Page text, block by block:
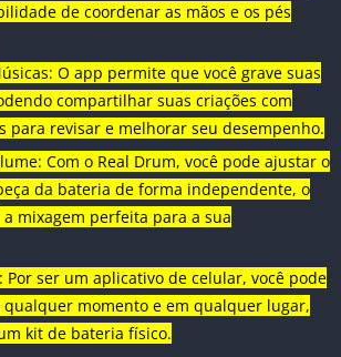
de coordenar as mãos e os pés
O app permite que você grave suas
compartilhar suas criações com
para revisar e melhorar seu desempenho.
Com o Real Drum, você pode ajustar o
da bateria de forma independente, o
mixagem perfeita para a sua
ser um aplicativo de celular, você pode
momento e em qualquer lugar,
kit de bateria físico.